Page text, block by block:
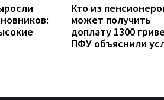
Кто из
может получить
доплату 1300
ПФУ объяснили